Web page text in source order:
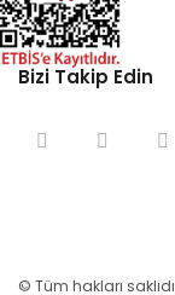
Bizi Takip Edin
© Tüm hakları